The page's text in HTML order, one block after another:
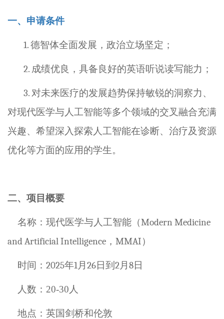
一、申请条件
1.德智体全面发展，政治立场坚定；
2. 成绩优良，具备良好的英语听说读写能力；
3. 对未来医疗的发展趋势保持敏锐的洞察力、
对现代医学与人工智能等多个领域的交叉融合充满
兴趣、希望深入探索人工智能在诊断、治疗及资源
优化等方面的应用的学生。
二、项目概要
名称：现代医学与人工智能 （Modern Medicine
and Artificial Intelligence ， MMAI）
时间： 2025年1月 26日到 2月 8日
人数：20-30人
地点： 英国剑桥和伦敦